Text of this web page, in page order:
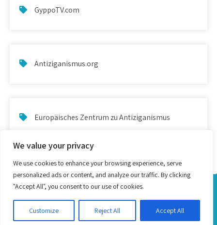
We value your privacy
We use cookies to enhance your browsing experience, serve
personalized ads or content, and analyze our traffic. By clicking
"Accept All", you consent to our use of cookies.
Customize Reject All Accept All
GyppoTV.com
Antiziganismus.org
Europäisches Zentrum zu Antiziganismus
Alphabetisacija ande Romani ship Romanes - Proudly
Powered by WordPress
Theme by Grace Themes